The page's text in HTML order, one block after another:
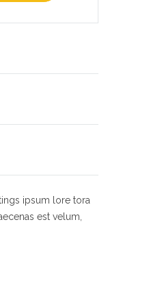
ipsum lore tora
est velum,